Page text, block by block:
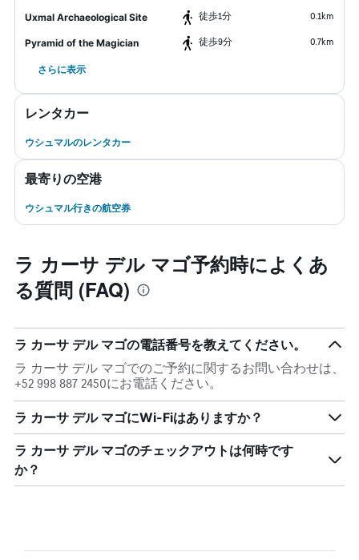
Uxmal Archaeological Site ​徒歩1分 0.1km
Pyramid of the Magician ​徒歩9分 0.7km
さらに表示
レンタカー
ウシュマルのレンタカー
最寄りの空港
ウシュマル行きの航空券
ラ カーサ デル マゴ予約時によくあ
る質問 (FAQ)
ラ カーサ デル マゴの電話番号を教えてください。
ラ カーサ デル マゴでのご予約に関するお問い合わせは、
+52 998 887 2450にお電話ください。
ラ カーサ デル マゴにWi-Fiはありますか？
ラ カーサ デル マゴのチェックアウトは何時です
か？